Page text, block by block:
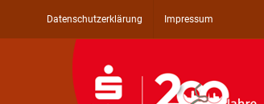
Datenschutzerklärung Impressum